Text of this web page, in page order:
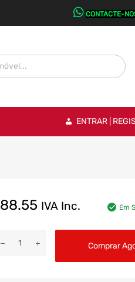
CONTACTE-
ENTRAR |
88.55 IVA Inc. Em
Comprar